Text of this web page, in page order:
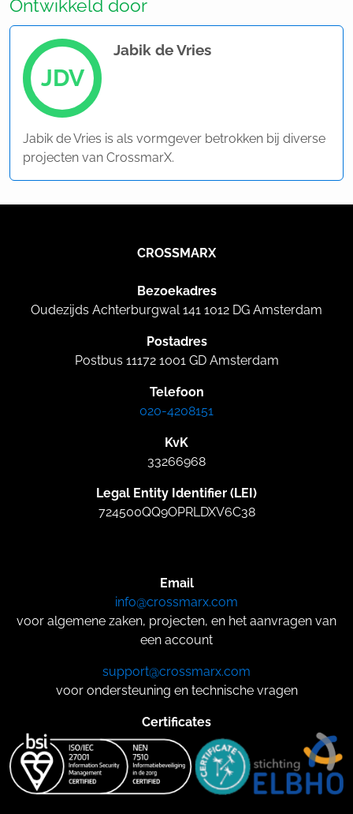
Ontwikkeld door
JDV
Jabik de Vries
Jabik de Vries is als vormgever betrokken bij diverse
projecten van CrossmarX.
CROSSMARX
Bezoekadres
Oudezijds Achterburgwal 141 1012 DG Amsterdam
Postadres
Postbus 11172 1001 GD Amsterdam
Telefoon
020-4208151
KvK
33266968
Legal Entity Identifier (LEI)
724500QQ9OPRLDXV6C38
Email
info@crossmarx.com
voor algemene zaken, projecten, en het aanvragen van
een account
support@crossmarx.com
voor ondersteuning en technische vragen
Certificates